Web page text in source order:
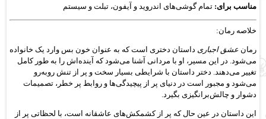
مناسب برای: تمام گوشی‌های اندروید و آیفون، تبلت و سیستم
خلاصه رمان:
رمان عشق اجباری داستان دختری است که به عنوان خون بس وارد یک خانواده
می‌شود. در این مسیر، او با مردانی آشنا می‌شود که آینده‌اش را به طور کامل
تغییر می‌دهند. دختر داستان با شرایطی بسیار سخت و پر از تنش روبه‌رو
می‌شود و مجبور است در دنیای پر از پیچیدگی‌ها و روابط پر خطر، تصمیمات
دشوار و چالش‌برانگیزی بگیرد.
این داستان در عین حال که پر از کشمکش‌های عاشقانه است، با لحظاتی پر از